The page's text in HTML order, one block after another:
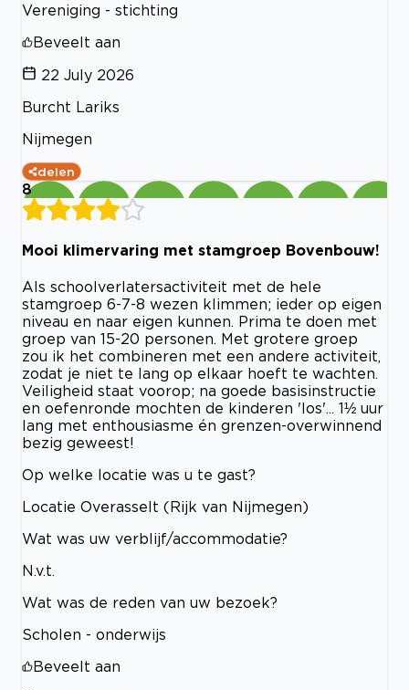
Vereniging - stichting
Beveelt aan
22 July 2026
Burcht Lariks
Nijmegen
delen
8
Mooi klimervaring met stamgroep Bovenbouw!
Als schoolverlatersactiviteit met de hele
stamgroep 6-7-8 wezen klimmen; ieder op eigen
niveau en naar eigen kunnen. Prima te doen met
groep van 15-20 personen. Met grotere groep
zou ik het combineren met een andere activiteit,
zodat je niet te lang op elkaar hoeft te wachten.
Veiligheid staat voorop; na goede basisinstructie
en oefenronde mochten de kinderen 'los'... 1½ uur
lang met enthousiasme én grenzen-overwinnend
bezig geweest!
Op welke locatie was u te gast?
Locatie Overasselt (Rijk van Nijmegen)
Wat was uw verblijf/accommodatie?
N.v.t.
Wat was de reden van uw bezoek?
Scholen - onderwijs
Beveelt aan